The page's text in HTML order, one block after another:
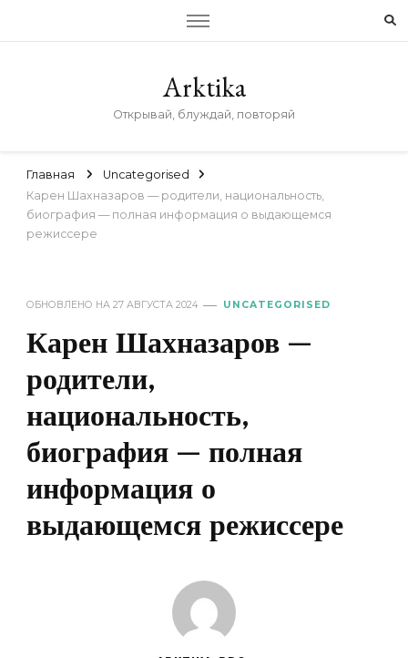
Arktika
Открывай, блуждай, повторяй
Главная
Uncategorised
Карен Шахназаров — родители, национальность,
биография — полная информация о выдающемся
режиссере
ОБНОВЛЕНО НА 27 АВГУСТА 2024 UNCATEGORISED
Карен Шахназаров —
родители,
национальность,
биография — полная
информация о
выдающемся режиссере